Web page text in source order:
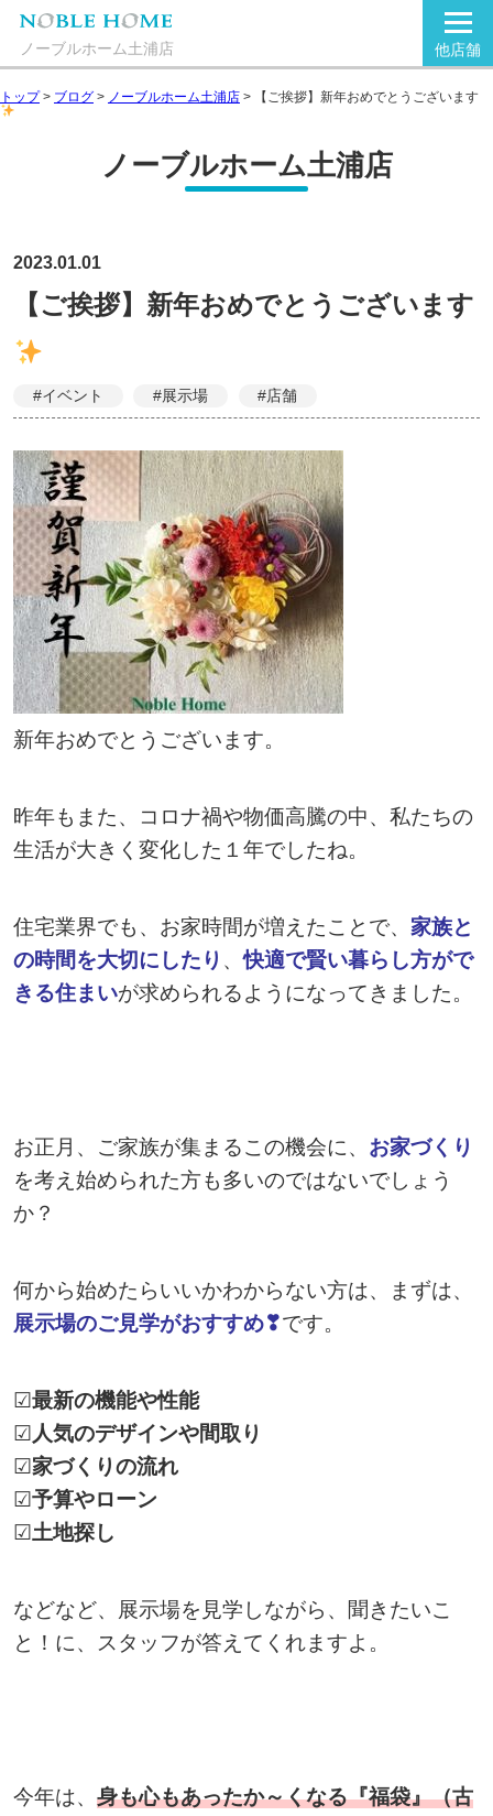
ノーブルホーム土浦店 他店舗
トップ> ブログ > ノーブルホーム土浦店 > 【ご挨拶】新年おめでとうございます
ノーブルホーム土浦店
2023.01.01
【ご挨拶】新年おめでとうございます
#イベント #展示場 #店舗
新年おめでとうございます。
昨年もまた、コロナ禍や物価高騰の中、私たちの
生活が大きく変化した１年でしたね。
住宅業界でも、お家時間が増えたことで、 家族と
の時間を大切にしたり 、快適で賢い暮らし方がで
きる住まいが求められるようになってきました。
お正月、ご家族が集まるこの機会に、 お家づくり
を考え始められた方も多いのではないでしょう
か？
何から始めたらいいかわからない方は、まずは、
展示場のご見学がおすすめ❣です。
☑最新の機能や性能
☑人気のデザインや間取り
☑家づくりの流れ
☑予算やローン
☑土地探し
などなど、展示場を見学しながら、聞きたいこ
と！に、スタッフが答えてくれますよ。
今年は、 身も心もあったか～くなる『福袋』（古